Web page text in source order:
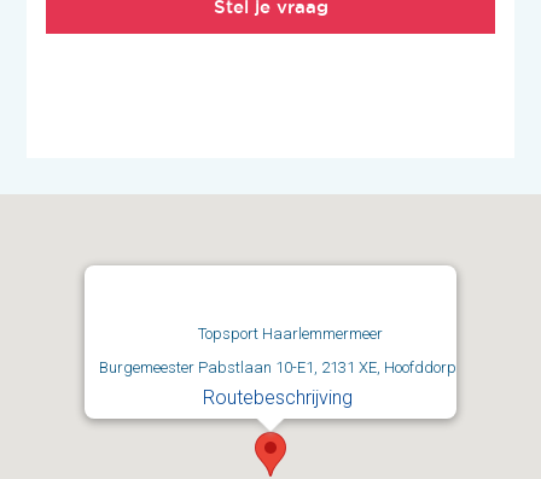
Topsport Haarlemmermeer
Burgemeester Pabstlaan 10-E1, 2131 XE, Hoofddorp
Routebeschrijving